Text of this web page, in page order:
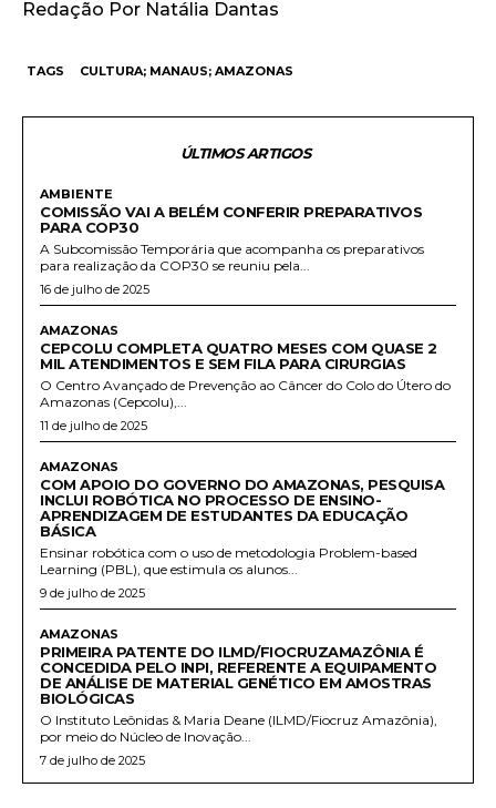
Redação Por Natália Dantas
TAGS CULTURA; MANAUS; AMAZONAS
ÚLTIMOS ARTIGOS
AMBIENTE
COMISSÃO VAI A BELÉM CONFERIR PREPARATIVOS
PARA COP30
A Subcomissão Temporária que acompanha os preparativos
para realização da COP30 se reuniu pela...
16 de julho de 2025
AMAZONAS
CEPCOLU COMPLETA QUATRO MESES COM QUASE 2
MIL ATENDIMENTOS E SEM FILA PARA CIRURGIAS
O Centro Avançado de Prevenção ao Câncer do Colo do Útero do
Amazonas (Cepcolu),...
11 de julho de 2025
AMAZONAS
COM APOIO DO GOVERNO DO AMAZONAS, PESQUISA
INCLUI ROBÓTICA NO PROCESSO DE ENSINO-
APRENDIZAGEM DE ESTUDANTES DA EDUCAÇÃO
BÁSICA
Ensinar robótica com o uso de metodologia Problem-based
Learning (PBL), que estimula os alunos...
9 de julho de 2025
AMAZONAS
PRIMEIRA PATENTE DO ILMD/FIOCRUZAMAZÔNIA É
CONCEDIDA PELO INPI, REFERENTE A EQUIPAMENTO
DE ANÁLISE DE MATERIAL GENÉTICO EM AMOSTRAS
BIOLÓGICAS
O Instituto Leônidas & Maria Deane (ILMD/Fiocruz Amazônia),
por meio do Núcleo de Inovação...
7 de julho de 2025